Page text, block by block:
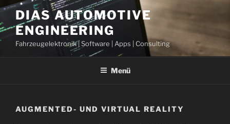
Zum
Inhalt
springen
DIAS AUTOMOTIVE
ENGINEERING
Fahrzeugelektronik | Software | Apps | Consulting
Menü
AUGMENTED- UND VIRTUAL REALITY